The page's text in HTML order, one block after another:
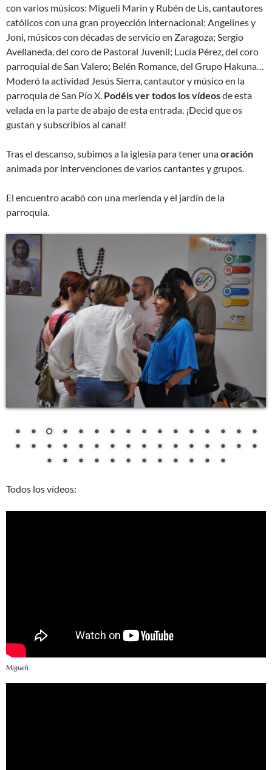
con varios músicos: Migueli Marín y Rubén de Lis, cantautores
católicos con una gran proyección internacional; Angelines y
Joni, músicos con décadas de servicio en Zaragoza; Sergio
Avellaneda, del coro de Pastoral Juvenil; Lucía Pérez, del coro
parroquial de San Valero; Belén Romance, del Grupo Hakuna…
Moderó la actividad Jesús Sierra, cantautor y músico en la
parroquia de San Pío X. Podéis ver todos los vídeosde esta
velada en la parte de abajo de esta entrada. ¡Decid que os
gustan y subscribíos al canal!
Tras el descanso, subimos a la iglesia para tener unaoración
animada por intervenciones de varios cantantes y grupos.
El encuentro acabó con una merienda y el jardín de la
parroquia.
Todos los vídeos:
Migueli